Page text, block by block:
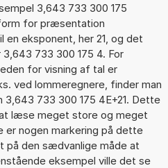
3,643 733 300 175
for præsentation
eksponent, her 21, og det
733 300 175 4. For
for visning af tal er
ved lommeregnere, finder man
733 300 175 4E+21. Dette
læse meget store og meget
er nogen markering på dette
på den sædvanlige måde at
eksempel ville det se